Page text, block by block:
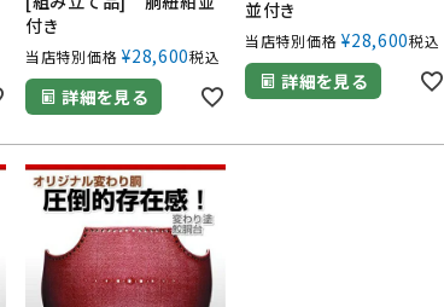
付き
当店特別価格 ¥28,600税込
詳細を見る
並付き
当店特別価格 ¥28,600税込
詳細を見る